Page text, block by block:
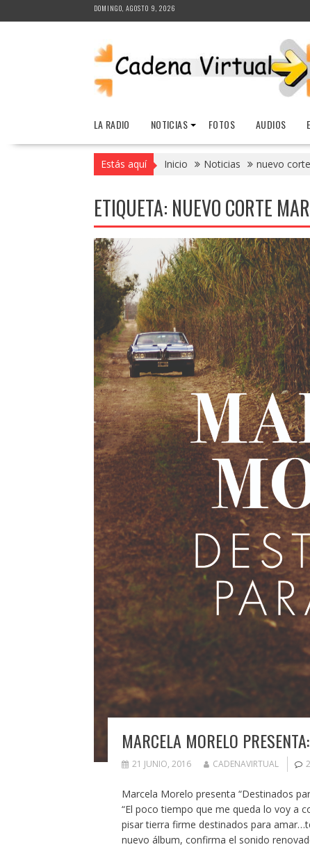
al
DOMINGO, AGOSTO 9, 2026
LA RADIO NOTICIAS FOTOS AUDIOS
Estás aquí Inicio Noticias nuevo
ETIQUETA: NUEVO CORTE
MARCELA MORELO
21 JUNIO, 2016 CADENAVIRTUAL
Marcela Morelo presenta “Destinados
“El poco tiempo que me queda lo voy a
pisar tierra firme destinados para
nuevo álbum, confirma el sonido